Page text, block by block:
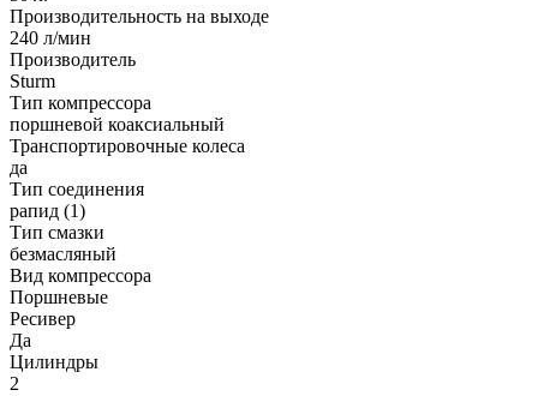
Производительность на выходе
240 л/мин
Производитель
Sturm
Тип компрессора
поршневой коаксиальный
Транспортировочные колеса
да
Тип соединения
рапид (1)
Тип смазки
безмасляный
Вид компрессора
Поршневые
Ресивер
Да
Цилиндры
2